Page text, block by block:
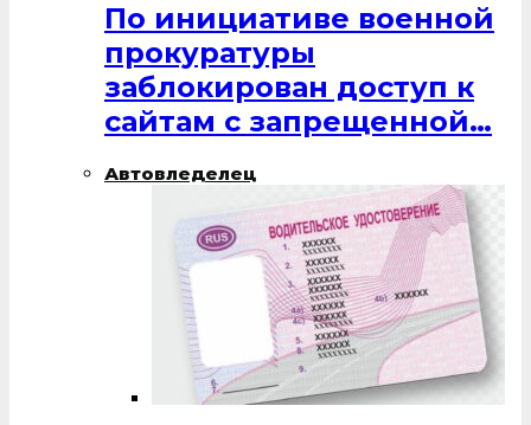
По инициативе военной
прокуратуры
заблокирован доступ к
сайтам с запрещенной…
Автовледелец